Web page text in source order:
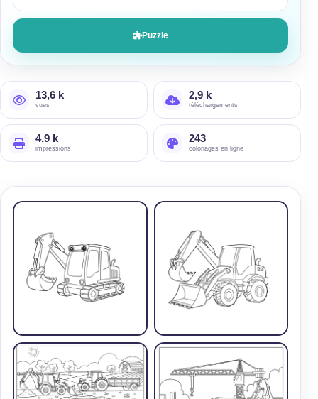
Puzzle
13,6 k
vues
2,9 k
téléchargements
4,9 k
impressions
243
coloriages en ligne